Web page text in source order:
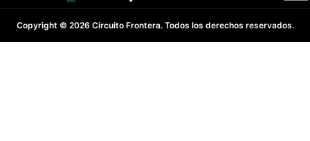
Copyright © 2026 Circuito Frontera. Todos los derechos reservados.